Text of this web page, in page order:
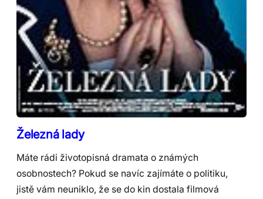
Železná lady
Máte rádi životopisná dramata o známých
osobnostech? Pokud se navíc zajímáte o politiku,
jistě vám neuniklo, že se do kin dostala filmová